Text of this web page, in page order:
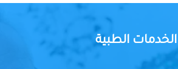
الخدمات الطبية